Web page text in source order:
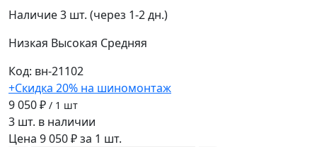
Наличие3 шт. (через 1-2 дн.)
Низкая Высокая Средняя
Код: вн-21102
+Скидка 20% на шиномонтаж
9 050 ₽ / 1 шт
3 шт. в наличии
Цена 9 050 ₽ за 1 шт.